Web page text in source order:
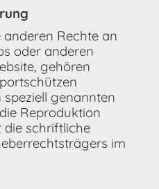
Rechte an
oder anderen
gehören
genannten
Reproduktion
die schriftliche
im